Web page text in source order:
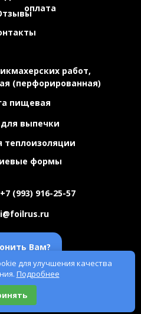
оплата
+7 (993) 916-25-57
i@foilrus.ru
работ,
(перфорированная)
Вам?
пищевая
выпечки
теплоизоляции
формы
для улучшения качества
Подробнее